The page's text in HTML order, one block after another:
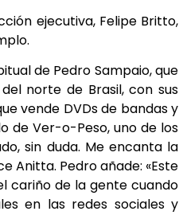
ejecutiva, Felipe Britto,
de Pedro Sampaio, que
norte de Brasil, con sus
vende DVDs de bandas y
de Ver-o-Peso, uno de los
sin duda. Me encanta la
Anitta. Pedro añade: «Este
cariño de la gente cuando
en las redes sociales y